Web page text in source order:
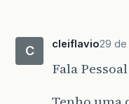
C cleiflavio29 de
Fala